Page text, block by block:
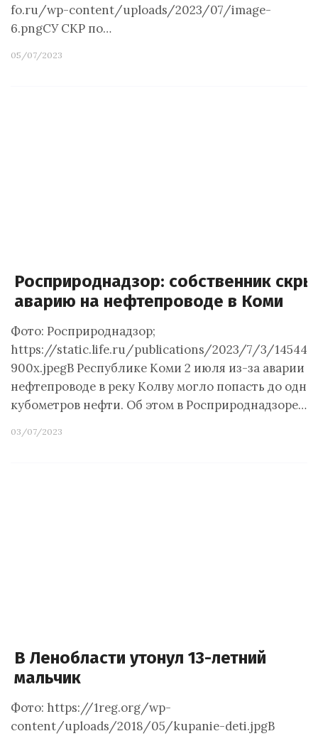
fo.ru/wp-content/uploads/2023/07/image-
6.pngСУ СКР по…
05/07/2023
Росприроднадзор: собственник
аварию на нефтепроводе в Коми
Фото: Росприроднадзор;
https://static.life.ru/publications/2023/7/3/
900x.jpegВ Республике Коми 2 июля из-за аварии
нефтепроводе в реку Колву могло попасть до
кубометров нефти. Об этом в Росприроднадзоре…
03/07/2023
В Ленобласти утонул 13-летний
мальчик
Фото: https://1reg.org/wp-
content/uploads/2018/05/kupanie-deti.jpgВ